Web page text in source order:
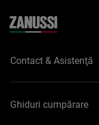
Contact & Asistenţă
Ghiduri cumpărare